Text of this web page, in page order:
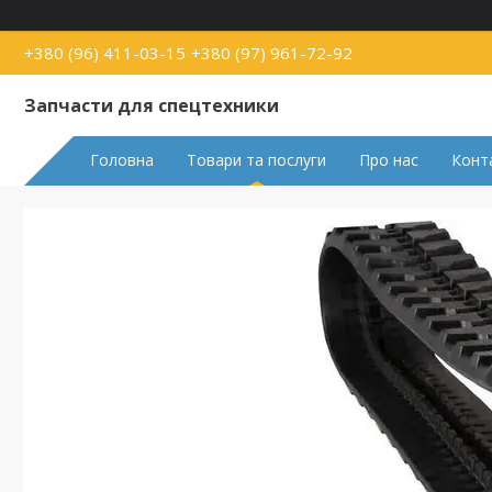
+380 (96) 411-03-15 +380 (97) 961-72-92
Запчасти для спецтехники
Головна Товари та послуги Про нас